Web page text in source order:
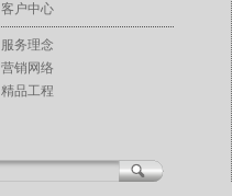
客户中心
服务理念
营销网络
精品工程